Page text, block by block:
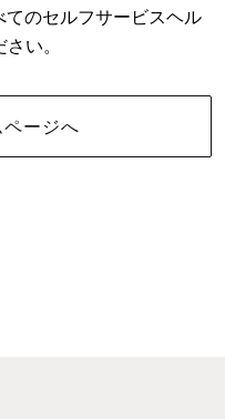
のセルフサービスヘル
い。
ージへ